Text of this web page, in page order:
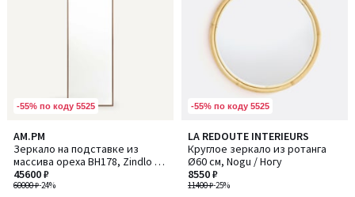
-55% по коду 5525
AM.PM
Зеркало на подставке из
массива ореха ВH178, Zindlo /
Зиндло
60000 ₽-24%
45600 ₽
3,6
/ 5
-55% по коду 5525
LA REDOUTE INTERIEURS
Круглое зеркало из ротанга
Ø60 см, Nogu / Ногу
11400 ₽-25%
8550 ₽